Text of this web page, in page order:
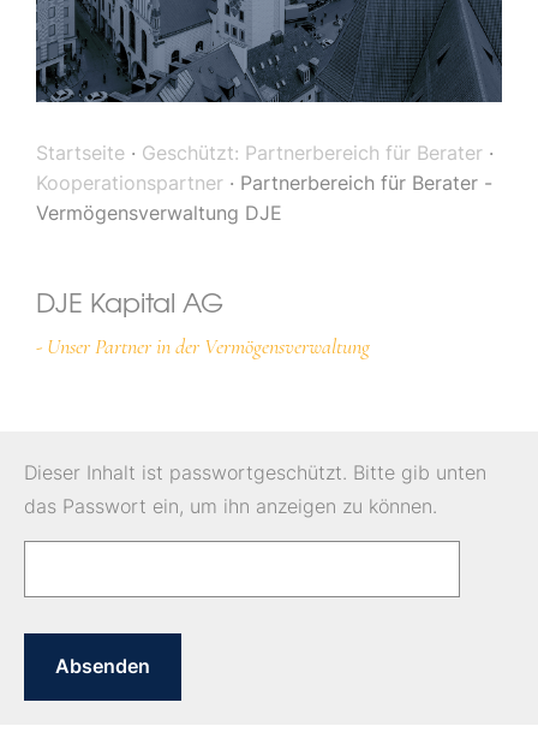
Startseite · Geschützt: Partnerbereich für Berater ·
Kooperationspartner · Partnerbereich für Berater -
Vermögensverwaltung DJE
DJE Kapital AG
- Unser Partner in der Vermögensverwaltung
Dieser Inhalt ist passwortgeschützt. Bitte gib unten
das Passwort ein, um ihn anzeigen zu können.